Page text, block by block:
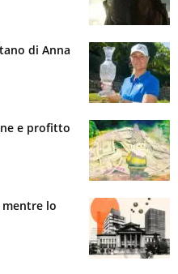
di Anna
e profitto
mentre lo